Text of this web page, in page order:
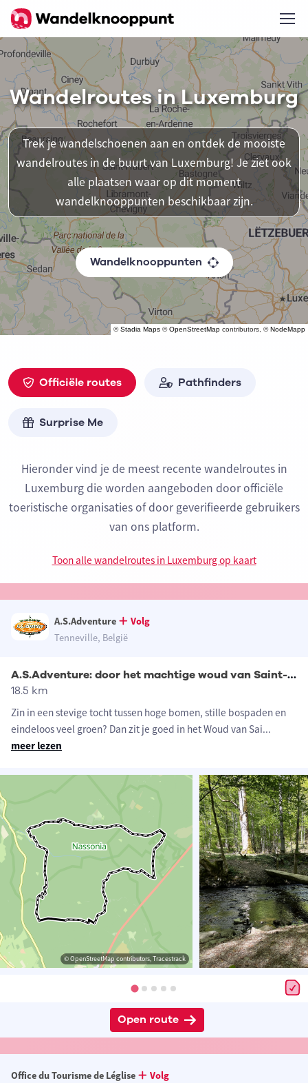
©Stadia Maps ©OpenStreetMap contributors, ©NodeMapp
Wandelroutes in Luxemburg
Trek je wandelschoenen aan en ontdek de mooiste
wandelroutes in de buurt van Luxemburg! Je ziet ook
alle plaatsen waar op dit moment
wandelknooppunten beschikbaar zijn.
Wandelknooppunten
Officiële routes Pathfinders
Surprise Me
Hieronder vind je de meest recente wandelroutes in
Luxemburg die worden aangeboden door officiële
toeristische organisaties of door geverifieerde gebruikers
van ons platform.
Toon alle wandelroutes in Luxemburg op kaart
A.S.Adventure
Volg
Tenneville, België
A.S.Adventure: door het machtige woud van Saint-Hubert
18.5 km
Zin in een stevige tocht tussen hoge bomen, stille bospaden en
eindeloos veel groen? Dan zit je goed in het Woud van Sai...
meer lezen
© OpenStreetMap contributors, Tracestrack
Open route
Office du Tourisme de Léglise
Volg